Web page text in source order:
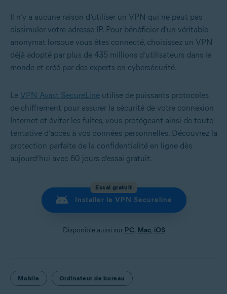
Il n’y a aucune raison d’utiliser un VPN qui ne peut pas
dissimuler votre adresse IP. Pour bénéficier d’un véritable
anonymat lorsque vous êtes connecté, choisissez un VPN
déjà adopté par plus de 435 millions d’utilisateurs dans le
monde et créé par des experts en cybersécurité.
Le VPN Avast SecureLine utilise de puissants protocoles
de chiffrement pour assurer la sécurité de votre connexion
Internet et éviter les fuites, vous protégeant ainsi de toute
tentative d’accès à vos données personnelles. Découvrez la
protection parfaite de la confidentialité en ligne dès
aujourd’hui avec 60 jours d’essai gratuit.
Essai gratuit
Installer le VPN Secureline
Disponible aussi sur PC, Mac, iOS
Mobile Ordinateur de bureau